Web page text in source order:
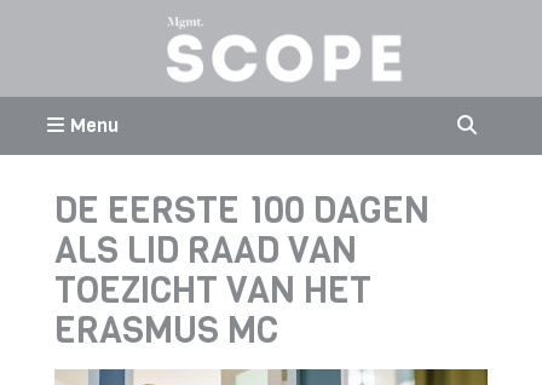
Menu
DE EERSTE 100 DAGEN
ALS LID RAAD VAN
TOEZICHT VAN HET
ERASMUS MC